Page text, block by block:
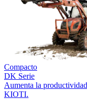
Compacto
DK Serie
Aumenta la
KIOTI.